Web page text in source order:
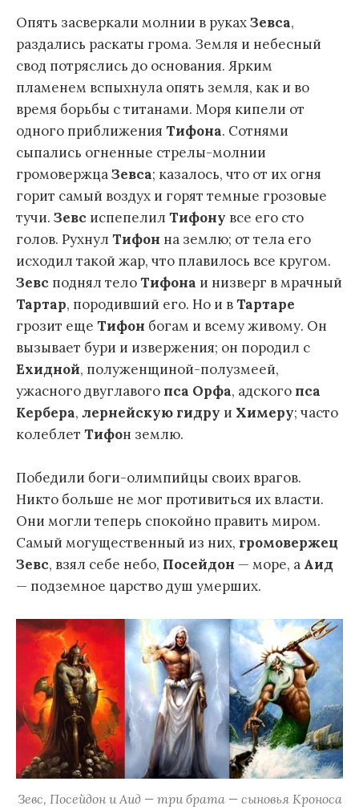
Опять засверкали молнии в рукахЗевса,
раздались раскаты грома. Земля и небесный
свод потряслись до основания. Ярким
пламенем вспыхнула опять земля, как и во
время борьбы с титанами. Моря кипели от
одного приближения Тифона. Сотнями
сыпались огненные стрелы-молнии
громовержцаЗевса; казалось, что от их огня
горит самый воздух и горят темные грозовые
тучи. Зевс испепелил Тифону все его сто
голов. Рухнул Тифон на землю; от тела его
исходил такой жар, что плавилось все кругом.
Зевс поднял телоТифона и низверг в мрачный
Тартар, породивший его. Но и вТартаре
грозит еще Тифон богам и всему живому. Он
вызывает бури и извержения; он породил с
Ехидной, полуженщиной-полузмеей,
ужасного двуглавого пса Орфа, адского пса
Кербера, лернейскую гидру и Химеру; часто
колеблет Тифон землю.
Победили боги-олимпийцы своих врагов.
Никто больше не мог противиться их власти.
Они могли теперь спокойно править миром.
Самый могущественный из них, громовержец
Зевс, взял себе небо, Посейдон — море, а Аид
— подземное царство душ умерших.
Зевс, Посейдон и Аид — три брата — сыновья Кроноса